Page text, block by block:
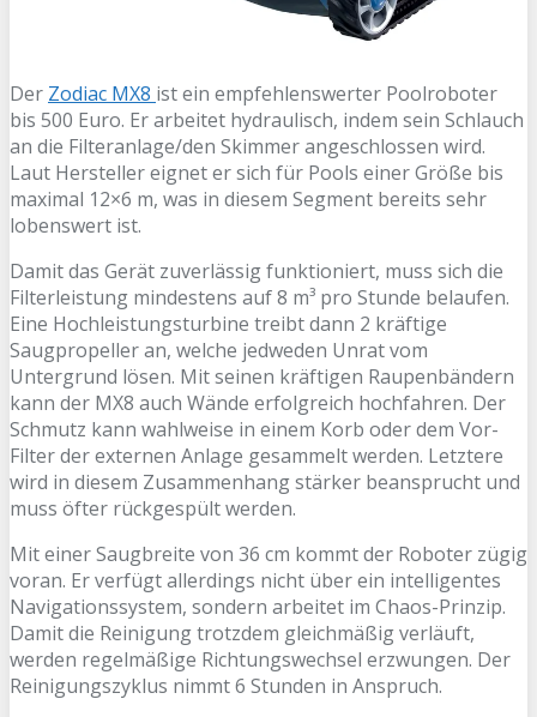
Der Zodiac MX8 ist ein empfehlenswerter Poolroboter
bis 500 Euro. Er arbeitet hydraulisch, indem sein Schlauch
an die Filteranlage/den Skimmer angeschlossen wird.
Laut Hersteller eignet er sich für Pools einer Größe bis
maximal 12×6 m, was in diesem Segment bereits sehr
lobenswert ist.
Damit das Gerät zuverlässig funktioniert, muss sich die
Filterleistung mindestens auf 8 m³ pro Stunde belaufen.
Eine Hochleistungsturbine treibt dann 2 kräftige
Saugpropeller an, welche jedweden Unrat vom
Untergrund lösen. Mit seinen kräftigen Raupenbändern
kann der MX8 auch Wände erfolgreich hochfahren. Der
Schmutz kann wahlweise in einem Korb oder dem Vor-
Filter der externen Anlage gesammelt werden. Letztere
wird in diesem Zusammenhang stärker beansprucht und
muss öfter rückgespült werden.
Mit einer Saugbreite von 36 cm kommt der Roboter zügig
voran. Er verfügt allerdings nicht über ein intelligentes
Navigationssystem, sondern arbeitet im Chaos-Prinzip.
Damit die Reinigung trotzdem gleichmäßig verläuft,
werden regelmäßige Richtungswechsel erzwungen. Der
Reinigungszyklus nimmt 6 Stunden in Anspruch.